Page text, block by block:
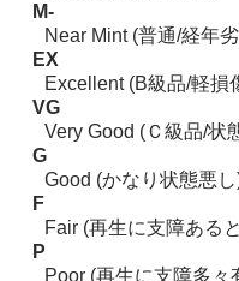
M-
Near Mint (普通/経年
EX
Excellent (B級品/軽損
VG
Very Good (Ｃ級品/状
G
Good (かなり状態悪
F
Fair (再生に支障ある
P
Poor (再生に支障多々